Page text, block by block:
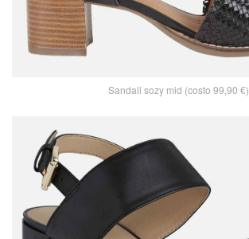
Sandali sozy mid (costo 99,90 €)